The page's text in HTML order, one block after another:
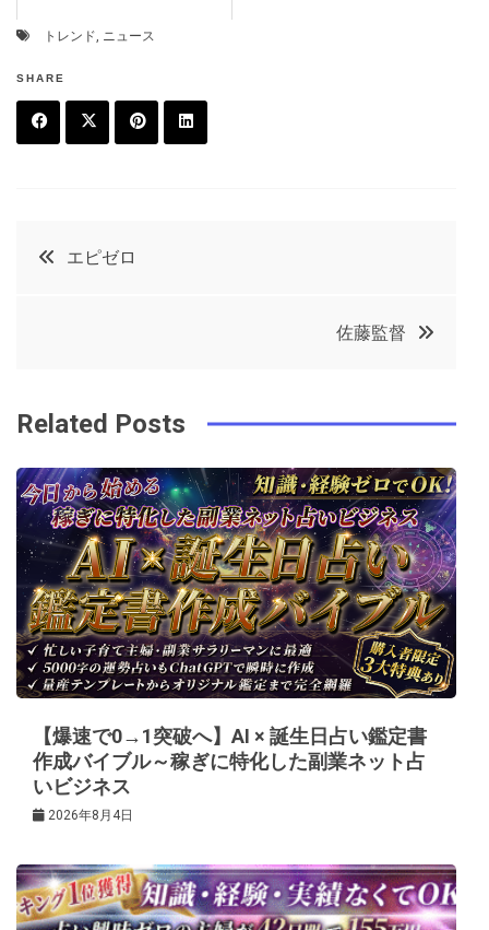
トレンド, ニュース
SHARE
k
t
e
t
投
ビ
ゲ
ー
シ
ョ
ン
エピゼロ
佐藤監督
Related Posts
【爆速で0→1突破へ】AI × 誕生日占い鑑定書
作成バイブル～稼ぎに特化した副業ネット占
いビジネス
2026年8月4日